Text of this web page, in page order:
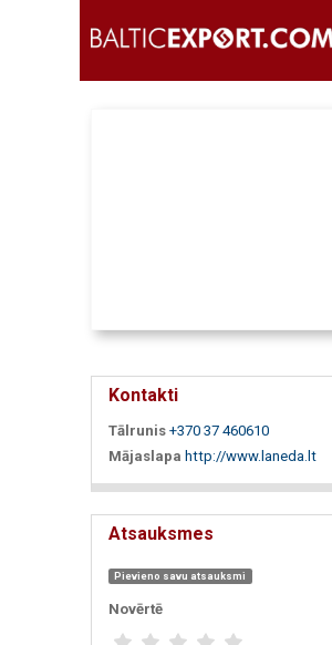
Kontakti
Tālrunis +370 37 460610
Mājaslapa http://www.laneda.lt
Atsauksmes
Pievieno savu atsauksmi
Novērtē